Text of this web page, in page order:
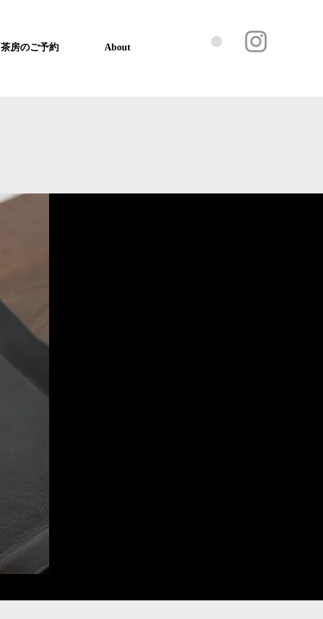
茶房のご予約 About